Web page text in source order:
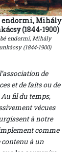
endormi, Mihály
(1844-1900)
endormi, Mihály
(1844-1900)
de
et de faits ou de
fil du temps,
vécues
à notre
comme
contenu à un